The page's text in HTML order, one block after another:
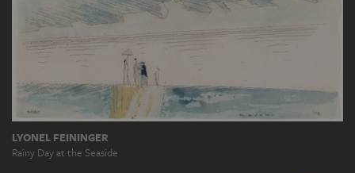
LYONEL FEININGER
Rainy Day at the Seaside